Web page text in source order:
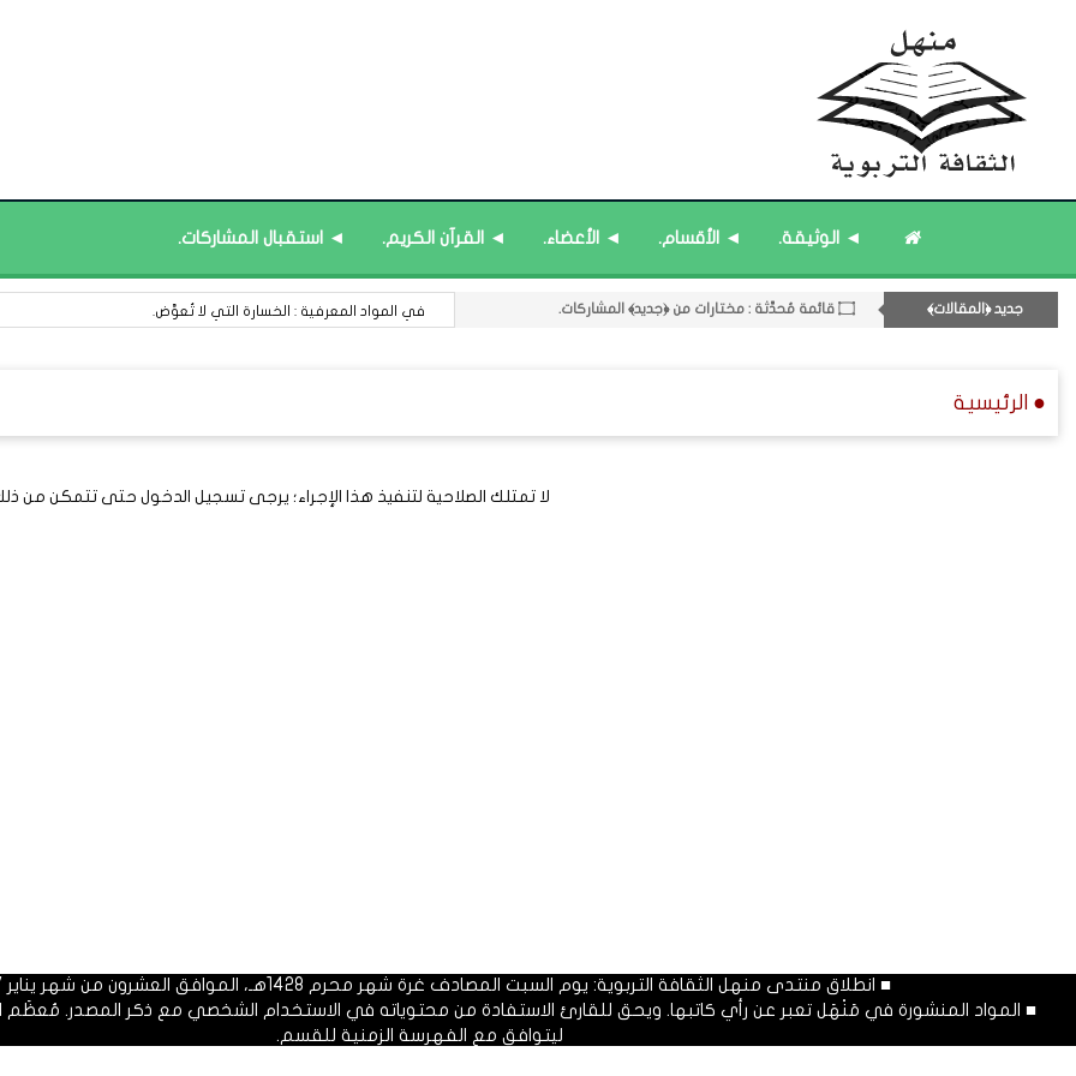
◄ الوثيقة. ◄ الأقسام. ◄ الأعضاء. ◄ القرآن الكريم. ◄ استقبال المشاركات.
جديد ﴿المقالات﴾
۝ ﴿القوائم - المشاركات﴾ المُحدَّثة.
۝ قائمة مُحدَّثة : مختارات من ﴿جديد﴾ المشاركات. في المواد المعرفية : الخسارة التي لا تُعوَّض.
● الرئيسية
لا تمتلك الصلاحية لتنفيذ هذا الإجراء؛ يرجى تسجيل الدخول حتى تتمكن من
■ انطلاق منتدى منهل الثقافة التربوية: يوم السبت المصادف غرة شهر محرم 1428هـ، الموافق العشرون من شهر يناير 2007م.
■ المواد المنشورة في مَنْهَل تعبر عن رأي كاتبها. ويحق للقارئ الاستفادة من محتوياته في الاستخدام الشخصي مع ذكر المصدر. مُعظَم
ليتوافق مع الفهرسة الزمنية للقسم.